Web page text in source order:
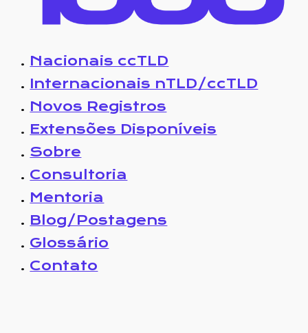
. Nacionais ccTLD
. Internacionais nTLD/ccTLD
. Novos Registros
. Extensões Disponíveis
. Sobre
. Consultoria
. Mentoria
. Blog/Postagens
. Glossário
. Contato